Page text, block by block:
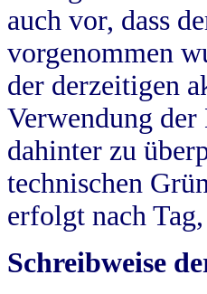
auch vor, dass
vorgenommen
der derzeitigen
Verwendung
dahinter zu
technischen
erfolgt nach
Schreibweise